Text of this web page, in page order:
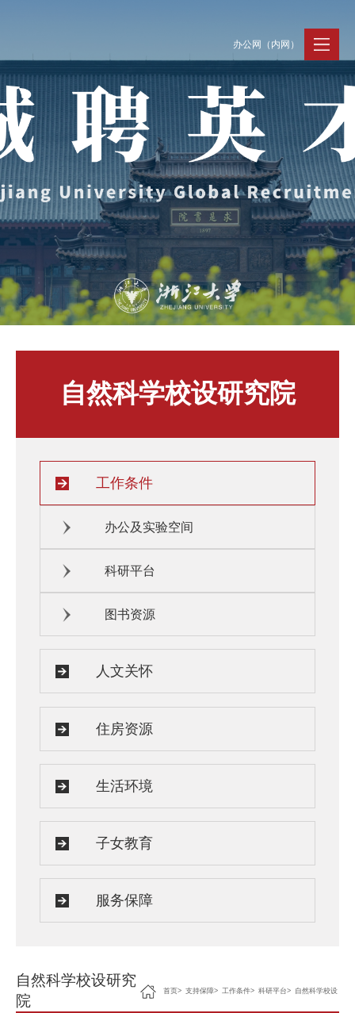
办公网（内网）
聚贤纳才
Jobs @ ZJU
招聘公告
加入我们
走进浙大
Discover ZJU
浙大简况
人才队伍
人才动态
News and Events
新闻速递
人才风采
事业发展
Careers @ ZJU
教师培训与荣誉
支持保障
Work and Life
住房资源
服务保障
自然科学校设研究院
工作条件
办公及实验空间
科研平台
图书资源
人文关怀
住房资源
生活环境
子女教育
服务保障
自然科学校设研究
院
首页> 支持保障> 工作条件> 科研平台> 自然科学校设